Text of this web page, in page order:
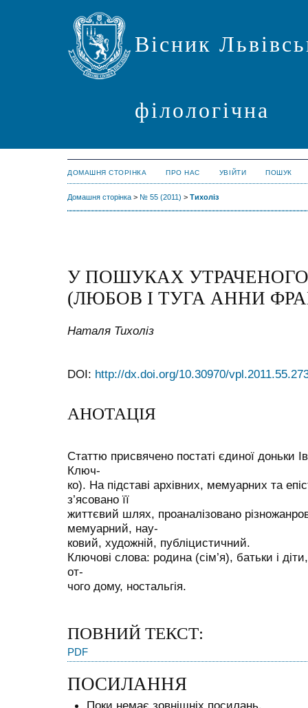
Вісник
філологічна
ДОМАШНЯ СТОРІНКА ПРО НАС УВІЙТИ ПОШУК
Домашня сторінка > № 55 (2011) > Тихоліз
У ПОШУКАХ
(ЛЮБОВ І ТУГА АННИ
Наталя Тихоліз
DOI: http://dx.doi.org/10.30970/
АНОТАЦІЯ
Статтю присвячено постаті єдиної доньки
Ключ-
ко). На підставі архівних, мемуарних та
з’ясовано її
життєвий шлях, проаналізовано
мемуарний, нау-
ковий, художній, публіцистичний.
Ключові слова: родина (сім’я), батьки і
от-
чого дому, ностальгія.
ПОВНИЙ ТЕКСТ:
PDF
ПОСИЛАННЯ
Поки немає зовнішніх посилань.